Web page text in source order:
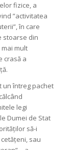
fizice, a
”activitatea
în care
stoarse din
mult
crasă a
un întreg pachet
legi
Dumei de Stat
să-i
sau